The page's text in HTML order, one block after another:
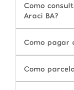
Como
Araci BA?
Como pagar
Como